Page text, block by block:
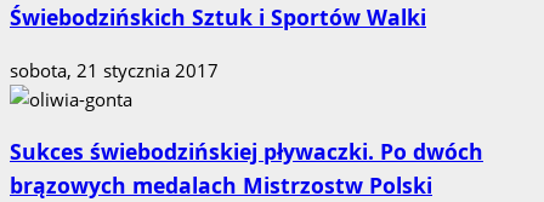
Świebodzińskich Sztuk i Sportów Walki
sobota, 21 stycznia 2017
Sukces świebodzińskiej pływaczki. Po dwóch
brązowych medalach Mistrzostw Polski